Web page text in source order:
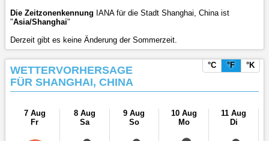
Die Zeitzonenkennung IANA für die Stadt Shanghai, China ist
"Asia/Shanghai"
Derzeit gibt es keine Änderung der Sommerzeit.
WETTERVORHERSAGE
FÜR SHANGHAI, CHINA
°C °F °K
7 Aug
Fr
8 Aug
Sa
9 Aug
So
10 Aug
Mo
11 Aug
Di